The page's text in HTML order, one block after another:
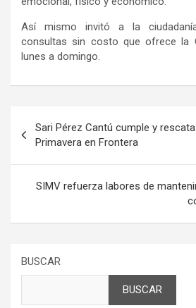
Así mismo invitó a la
consultas sin costo que ofrece la
lunes a domingo.
de
entradas
Sari Pérez Cantú cumple y
Primavera en Frontera
SIMV refuerza labores de
BUSCAR
BUSCAR